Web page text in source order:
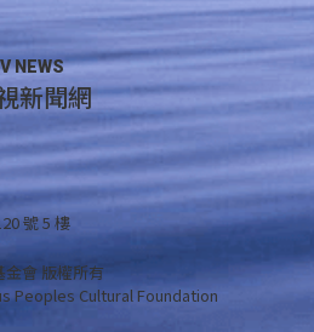
NEWS
新聞網
號 5 樓
會 版權所有
Peoples Cultural Foundation